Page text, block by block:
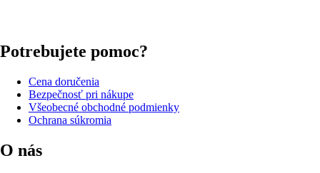
Potrebujete pomoc?
Cena doručenia
Bezpečnosť pri nákupe
Všeobecné obchodné podmienky
Ochrana súkromia
O nás